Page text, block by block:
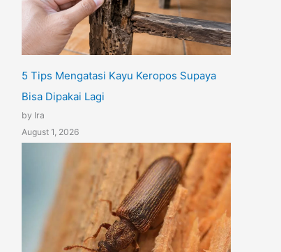
5 Tips Mengatasi Kayu Keropos Supaya
Bisa Dipakai Lagi
by Ira
August 1, 2026